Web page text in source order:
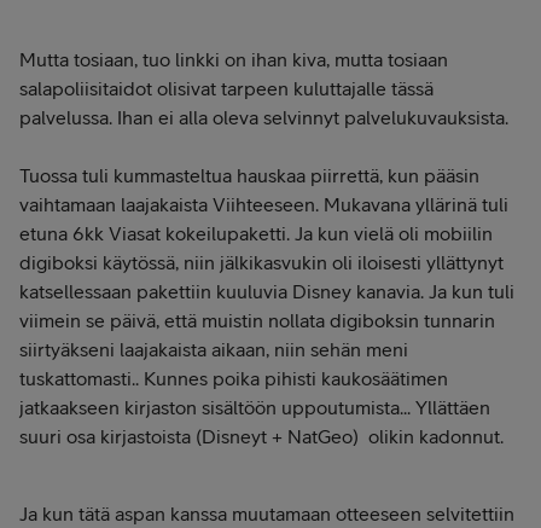
Mutta tosiaan, tuo linkki on ihan kiva, mutta tosiaan
salapoliisitaidot olisivat tarpeen kuluttajalle tässä
palvelussa. Ihan ei alla oleva selvinnyt palvelukuvauksista.
Tuossa tuli kummasteltua hauskaa piirrettä, kun pääsin
vaihtamaan laajakaista Viihteeseen. Mukavana yllärinä tuli
etuna 6kk Viasat kokeilupaketti. Ja kun vielä oli mobiilin
digiboksi käytössä, niin jälkikasvukin oli iloisesti yllättynyt
katsellessaan pakettiin kuuluvia Disney kanavia. Ja kun tuli
viimein se päivä, että muistin nollata digiboksin tunnarin
siirtyäkseni laajakaista aikaan, niin sehän meni
tuskattomasti.. Kunnes poika pihisti kaukosäätimen
jatkaakseen kirjaston sisältöön uppoutumista... Yllättäen
suuri osa kirjastoista (Disneyt + NatGeo) olikin kadonnut.
Ja kun tätä aspan kanssa muutamaan otteeseen selvitettiin